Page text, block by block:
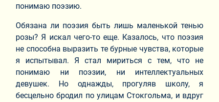
понимаю поэзию.
Обязана ли поэзия быть лишь маленькой тенью
розы? Я искал чего-то еще. Казалось, что поэзия
не способна выразить те бурные чувства, которые
я испытывал. Я стал мириться с тем, что не
понимаю ни поэзии, ни интеллектуальных
девушек. Но однажды, прогуляв школу, я
бесцельно бродил по улицам Стокгольма, и вдруг